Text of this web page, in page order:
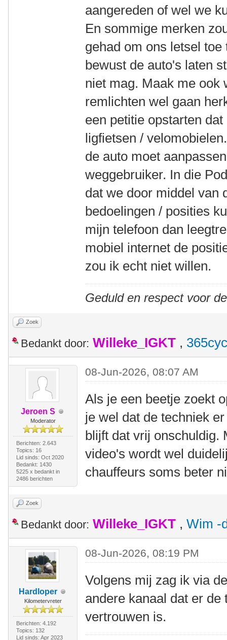
aangereden of wel we
En sommige merken
gehad om ons letsel
bewust de auto's laten
niet mag. Maak me ook
remlichten wel gaan
een petitie opstarten
ligfietsen /
de auto moet
weggebruiker. In die
dat we door middel van
bedoelingen / posities
mijn telefoon dan
mobiel internet de
zou ik echt niet willen.
Geduld en respect voor
Zoek
Bedankt door: Willeke_IGKT ,
Jeroen S
Moderator
Berichten: 2.643
Topics: 16
Lid sinds: Oct 2020
Bedankt: 1430
5225 x bedankt in
2486 berichten
08-Jun-2026, 08:07 AM
Als je een beetje zoekt
je wel dat de techniek
blijft dat vrij onschuldig.
video's wordt wel
chauffeurs soms beter
Zoek
Bedankt door: Willeke_IGKT , Wim -
Hardloper
Kilometervreter
Berichten: 4.192
Topics: 132
Lid sinds: Apr 2023
08-Jun-2026, 08:19 PM
Volgens mij zag ik via
andere kanaal dat er
vertrouwen is.